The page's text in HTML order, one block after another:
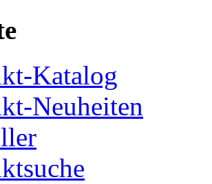
Katalog
Neuheiten